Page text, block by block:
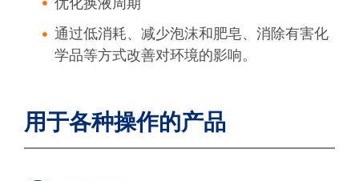
通过低消耗、减少泡沫和肥皂、消除有害化
学品等方式改善对环境的影响。
用于各种操作的产品